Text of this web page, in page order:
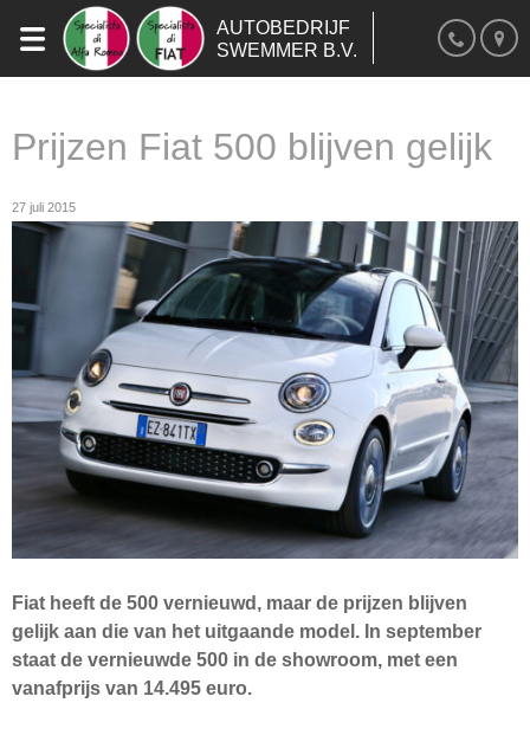
AUTOBEDRIJF
SWEMMER B.V.
Prijzen Fiat 500 blijven gelijk
27 juli 2015
Fiat heeft de 500 vernieuwd, maar de prijzen blijven
gelijk aan die van het uitgaande model. In september
staat de vernieuwde 500 in de showroom, met een
vanafprijs van 14.495 euro.